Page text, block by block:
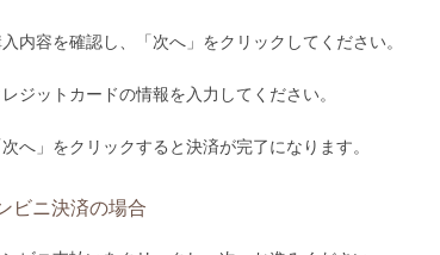
入内容を確認し、「次へ」をクリックしてください。
レジットカードの情報を入力してください。
次へ」をクリックすると決済が完了になります。
ビニ決済の場合